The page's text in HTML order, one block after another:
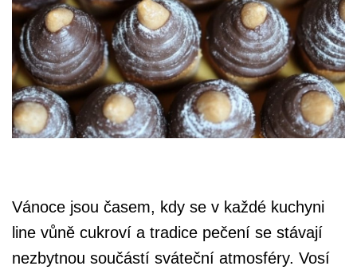
Vánoce jsou časem, kdy se v každé kuchyni
line vůně cukroví a tradice pečení se stávají
nezbytnou součástí sváteční atmosféry. Vosí